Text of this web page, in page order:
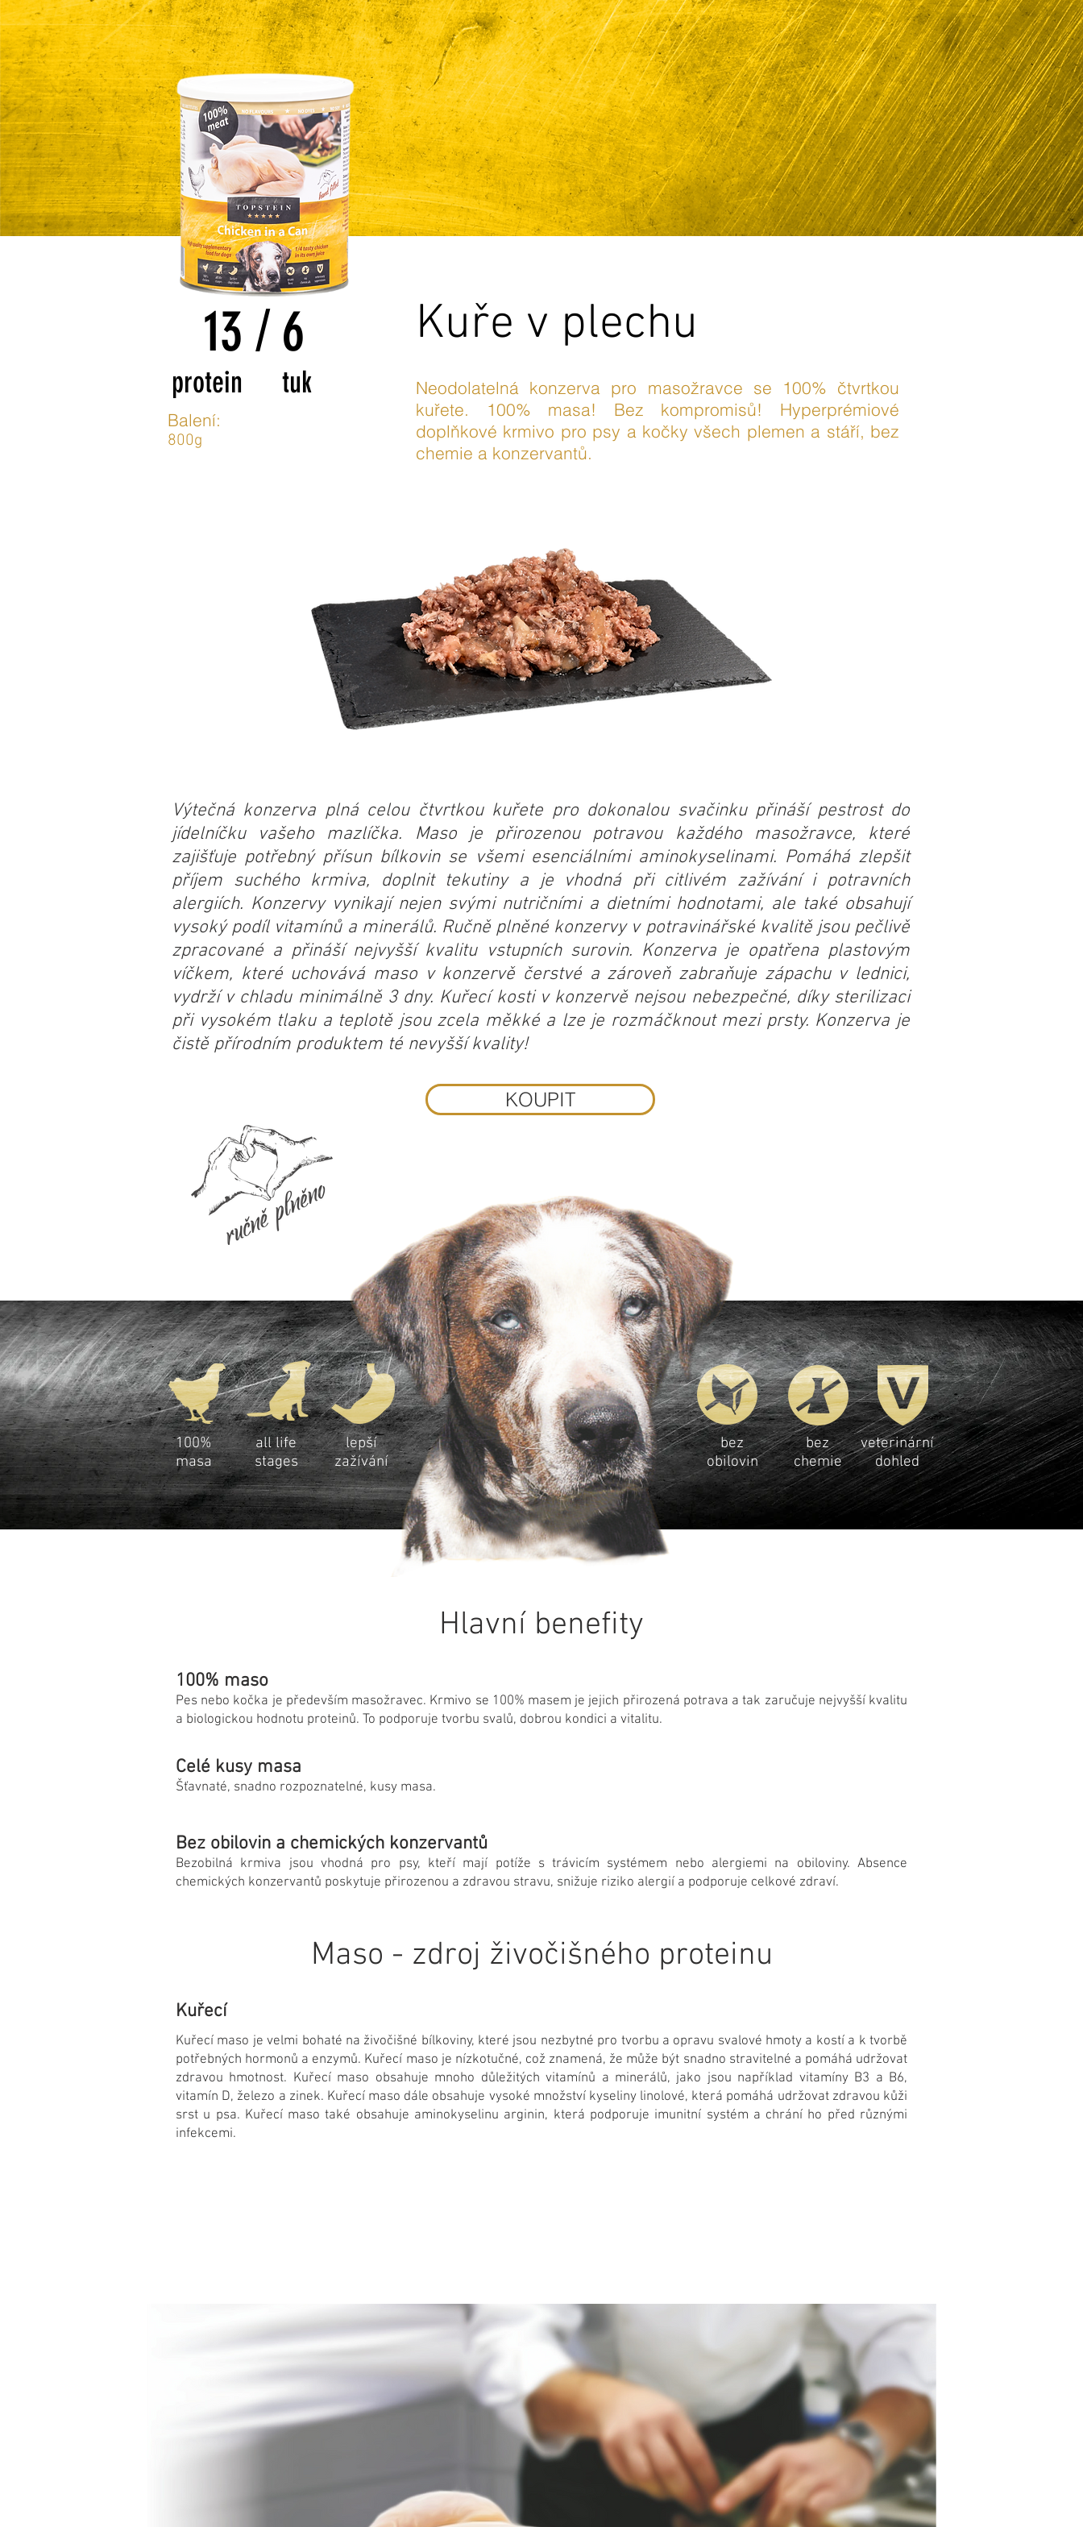
Kuře v plechu
Neodolatelná konzerva pro masožravce se 100% čtvrtkou
kuřete. 100% masa! Bez kompromisů! Hyperprémiové
doplňkové krmivo pro psy a kočky všech plemen a stáří, bez
chemie a konzervantů.
13 / 6
protein tuk
Balení:
800g
Výtečná konzerva plná celou čtvrtkou kuřete pro dokonalou svačinku přináší pestrost do
jídelníčku vašeho mazlíčka. Maso je přirozenou potravou každého masožravce, které
zajišťuje potřebný přísun bílkovin se všemi esenciálními aminokyselinami. Pomáhá zlepšit
příjem suchého krmiva, doplnit tekutiny a je vhodná při citlivém zažívání i potravních
alergiích. Konzervy vynikají nejen svými nutričními a dietními hodnotami, ale také obsahují
vysoký podíl vitamínů a minerálů. Ručně plněné konzervy v potravinářské kvalitě jsou pečlivě
zpracované a přináší nejvyšší kvalitu vstupních surovin. Konzerva je opatřena plastovým
víčkem, které uchovává maso v konzervě čerstvé a zároveň zabraňuje zápachu v lednici,
vydrží v chladu minimálně 3 dny. Kuřecí kosti v konzervě nejsou nebezpečné, díky sterilizaci
při vysokém tlaku a teplotě jsou zcela měkké a lze je rozmáčknout mezi prsty. Konzerva je
čistě přírodním produktem té nevyšší kvality!
KOUPIT
100%
masa
all life
stages
lepší
zažívání
bez
obilovin
bez
chemie
veterinární
dohled
Hlavní benefity
100% maso
Pes nebo kočka je především masožravec. Krmivo se 100% masem je jejich přirozená potrava a tak zaručuje nejvyšší kvalitu
a biologickou hodnotu proteinů. To podporuje tvorbu svalů, dobrou kondici a vitalitu.
Celé kusy masa
Šťavnaté, snadno rozpoznatelné, kusy masa.
Bez obilovin a chemických konzervantů
Bezobilná krmiva jsou vhodná pro psy, kteří mají potíže s trávicím systémem nebo alergiemi na obiloviny. Absence
chemických konzervantů poskytuje přirozenou a zdravou stravu, snižuje riziko alergií a podporuje celkové zdraví.
Maso - zdroj živočišného proteinu
Kuřecí
Kuřecí maso je velmi bohaté na živočišné bílkoviny, které jsou nezbytné pro tvorbu a opravu svalové hmoty a kostí a k tvorbě
potřebných hormonů a enzymů. Kuřecí maso je nízkotučné, což znamená, že může být snadno stravitelné a pomáhá udržovat
zdravou hmotnost. Kuřecí maso obsahuje mnoho důležitých vitamínů a minerálů, jako jsou například vitamíny B3 a B6,
vitamín D, železo a zinek. Kuřecí maso dále obsahuje vysoké množství kyseliny linolové, která pomáhá udržovat zdravou kůži
srst u psa. Kuřecí maso také obsahuje aminokyselinu arginin, která podporuje imunitní systém a chrání ho před různými
infekcemi.